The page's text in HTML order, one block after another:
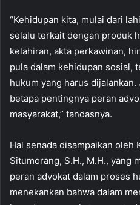
“Kehidupan kita, mulai dari
selalu terkait dengan produk
kelahiran, akta perkawinan,
pula dalam kehidupan sosial,
hukum yang harus
betapa pentingnya peran
masyarakat,” tandasnya.
Hal senada disampaikan oleh
Situmorang, S.H., M.H., yang
peran advokat dalam proses
menekankan bahwa dalam